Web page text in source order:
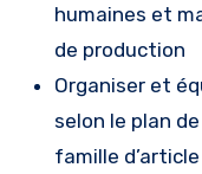
humaines et
de production
Organiser et
selon le plan
famille d’article